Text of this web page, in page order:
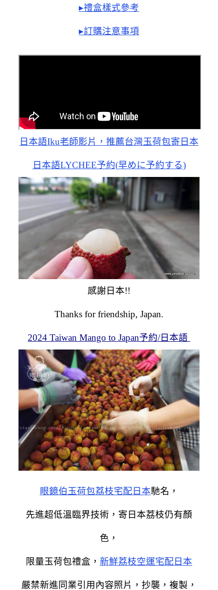
▸禮盒樣式參考
▸訂購注意事項
日本語Iku老師影片，推薦台灣玉荷包寄日本
日本語LYCHEE予約(早めに予約する)
感謝日本!!
Thanks for friendship, Japan.
2024 Taiwan Mango to Japan予約/日本語
眼鏡伯玉荷包荔枝宅配日本馳名，
先進超低溫臨界技術，寄日本荔枝仍有顏
色，
限量玉荷包禮盒， 新鮮荔枝空運宅配日本
嚴禁新進同業引用內容照片，抄襲，複製，